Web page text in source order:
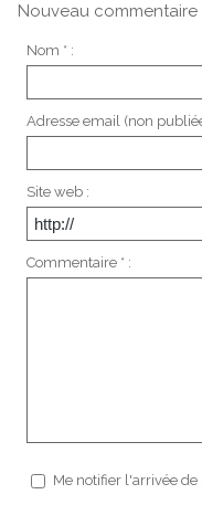
Nouveau commentaire
Nom * :
Adresse email (non
Site web :
Commentaire * :
Me notifier l'arrivée